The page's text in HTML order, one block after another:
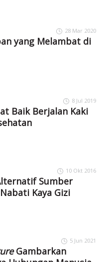
28 Mar 2020
yang Melambat di
8 Jul 2019
Baik Berjalan Kaki
10 Okt 2016
Sumber
Kaya Gizi
5 Jun 2021
Gambarkan